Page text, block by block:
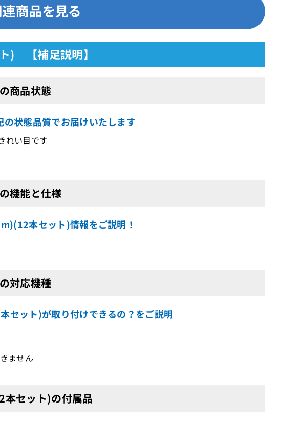
) 【補足説明】
商品状態
状態品質でお届けいたします
れい目です
機能と仕様
本セット)情報をご説明！
対応機種
セット)が取り付けできるの？をご説明
ません
セット)の付属品